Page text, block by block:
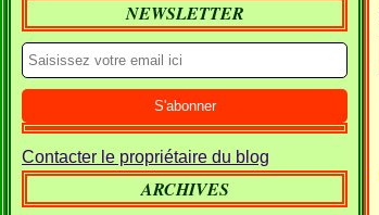
NEWSLETTER
Contacter le propriétaire du blog
ARCHIVES